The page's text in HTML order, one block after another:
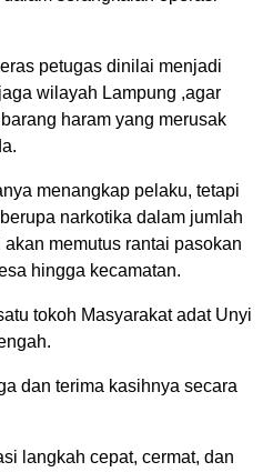
petugas dinilai menjadi
wilayah Lampung ,agar
haram yang merusak
menangkap pelaku, tetapi
narkotika dalam jumlah
memutus rantai pasokan
hingga kecamatan.
tokoh Masyarakat adat Unyi
dan terima kasihnya secara
langkah cepat, cermat, dan